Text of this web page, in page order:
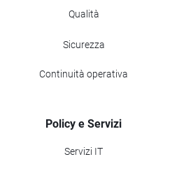
Qualità
Sicurezza
Continuità operativa
Policy e Servizi
Servizi IT